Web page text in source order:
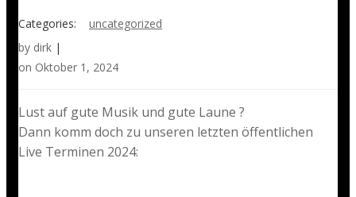
Categories:
uncategorized
by dirk |
on Oktober 1, 2024
Lust auf gute Musik und gute Laune ?
Dann komm doch zu unseren letzten öffentlichen
Live Terminen 2024: